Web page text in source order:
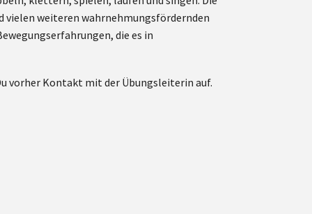
weiteren wahrnehmungsfördernden
die es in
vorher Kontakt mit der Übungsleiterin auf.